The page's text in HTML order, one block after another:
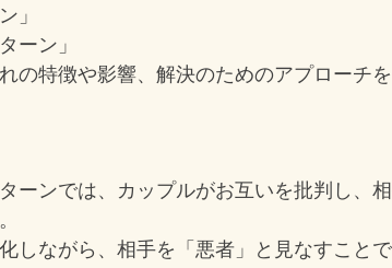
」
ーン」
の特徴や影響、解決のためのアプローチを
ーンでは、カップルがお互いを批判し、
しながら、相手を「悪者」と見なすこと